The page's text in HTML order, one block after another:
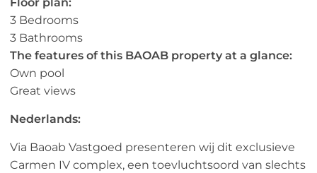
3 Bedrooms
3 Bathrooms
The features of this BAOAB property at a glance:
Own pool
Great views
Nederlands:
Via Baoab Vastgoed presenteren wij dit exclusieve
Carmen IV complex, een toevluchtsoord van slechts